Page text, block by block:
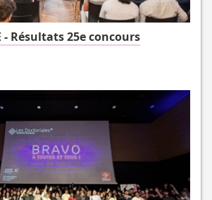
- Résultats 25e concours